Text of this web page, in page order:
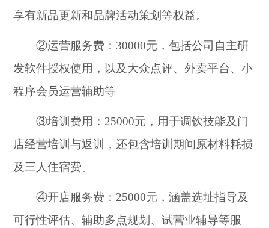
享有新品更新和品牌活动策划等权益。
②运营服务费：30000元，包括公司自主研
发软件授权使用，以及大众点评、外卖平台、小
程序会员运营辅助等
③培训费用：25000元，用于调饮技能及门
店经营培训与返训，还包含培训期间原材料耗损
及三人住宿费。
④开店服务费：25000元，涵盖选址指导及
可行性评估、辅助多点规划、试营业辅导等服